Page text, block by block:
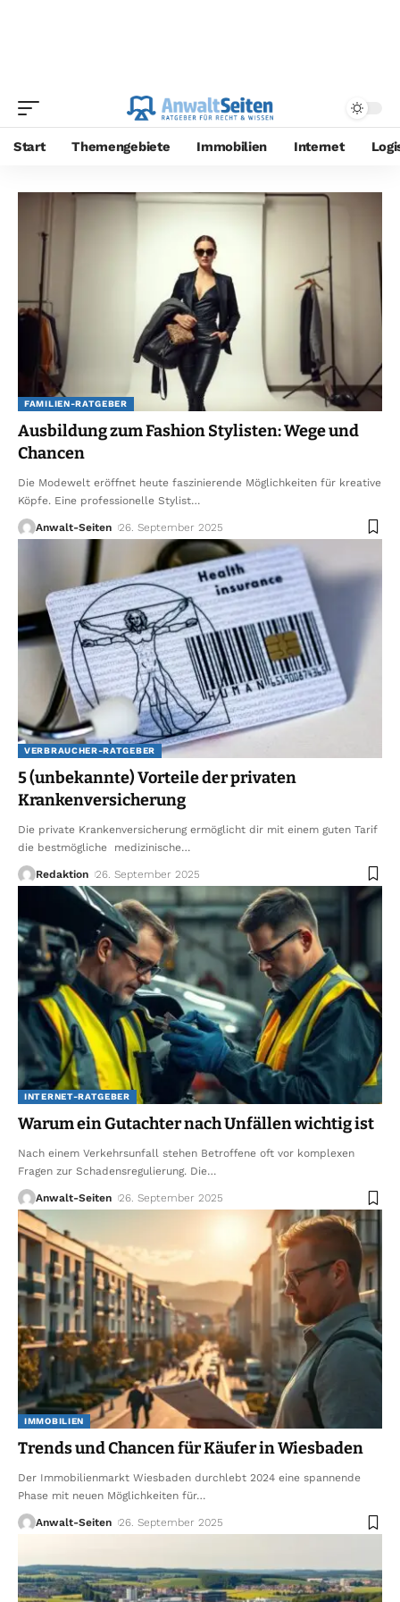
Start Themengebiete Immobilien Internet
FAMILIEN-RATGEBER
Ausbildung zum Fashion Stylisten: Wege und
Chancen
Die Modewelt eröffnet heute faszinierende Möglichkeiten für kreative
Köpfe. Eine professionelle Stylist…
Anwalt-Seiten 26. September 2025
VERBRAUCHER-RATGEBER
5 (unbekannte) Vorteile der privaten
Krankenversicherung
Die private Krankenversicherung ermöglicht dir mit einem guten Tarif
die bestmögliche medizinische…
Redaktion 26. September 2025
INTERNET-RATGEBER
Warum ein Gutachter nach Unfällen wichtig ist
Nach einem Verkehrsunfall stehen Betroffene oft vor komplexen
Fragen zur Schadensregulierung. Die…
Anwalt-Seiten 26. September 2025
IMMOBILIEN
Trends und Chancen für Käufer in Wiesbaden
Der Immobilienmarkt Wiesbaden durchlebt 2024 eine spannende
Phase mit neuen Möglichkeiten für…
Anwalt-Seiten 26. September 2025